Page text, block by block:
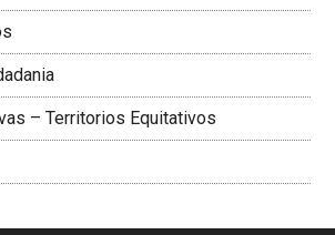
– Territorios Equitativos